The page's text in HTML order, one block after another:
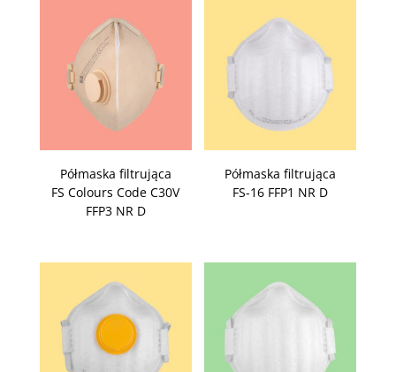
Półmaska filtrująca
FS Colours Code C30V
FFP3 NR D
Półmaska filtrująca
FS-16 FFP1 NR D